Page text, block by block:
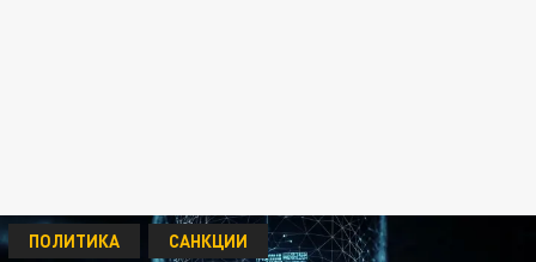
ПОЛИТИКА САНКЦИИ